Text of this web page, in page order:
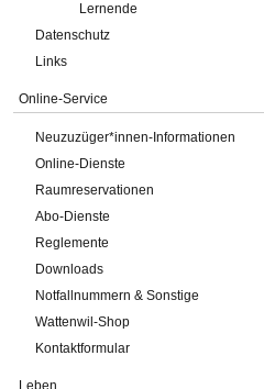
Lernende
Datenschutz
Links
Online-Service
Neuzuzüger*innen-Informationen
Online-Dienste
Raumreservationen
Abo-Dienste
Reglemente
Downloads
Notfallnummern & Sonstige
Wattenwil-Shop
Kontaktformular
Leben